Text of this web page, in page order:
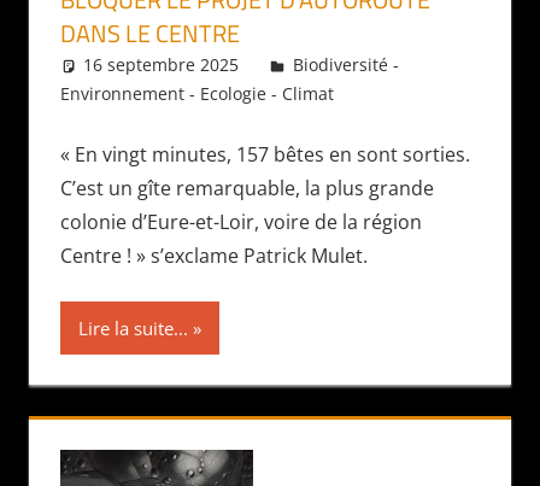
DANS LE CENTRE
16 septembre 2025 Daniel
Biodiversité -
Environnement - Ecologie - Climat
« En vingt minutes, 157 bêtes en sont sorties.
C’est un gîte remarquable, la plus grande
colonie d’Eure-et-Loir, voire de la région
Centre ! » s’exclame Patrick Mulet.
Lire la suite...